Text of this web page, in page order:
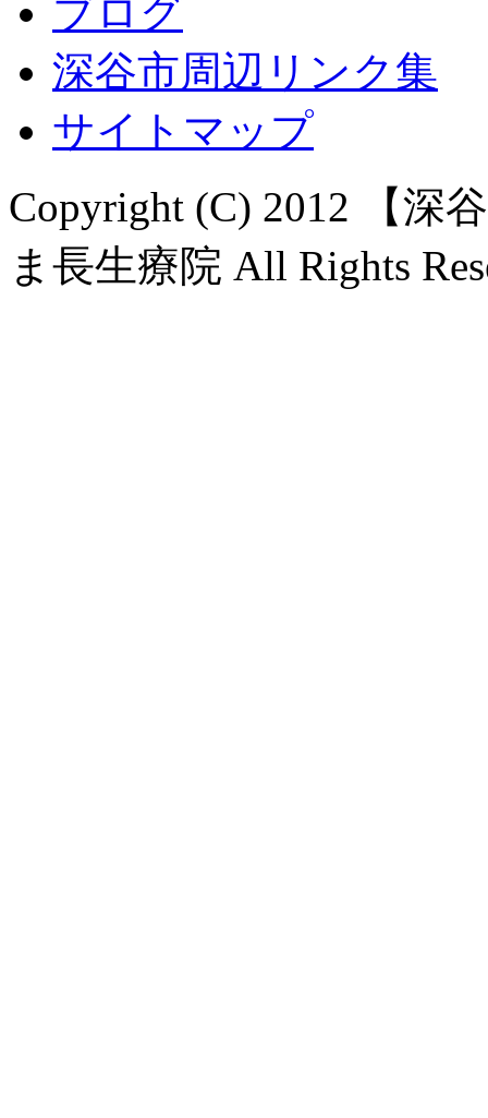
ブログ
深谷市周辺リンク集
サイトマップ
Copyright (C) 2012 【深
ま長生療院 All Rights